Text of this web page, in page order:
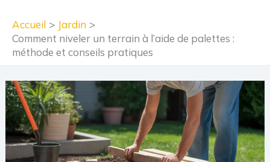
Accueil
Jardin
Comment niveler un terrain à l’aide de palettes :
méthode et conseils pratiques